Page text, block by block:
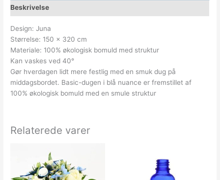
Beskrivelse
Design: Juna
Størrelse: 150 x 320 cm
Materiale: 100% økologisk bomuld med struktur
Kan vaskes ved 40°
Gør hverdagen lidt mere festlig med en smuk dug på
middagsbordet. Basic-dugen i blå nuance er fremstillet af
100% økologisk bomuld med en smule struktur
Relaterede varer